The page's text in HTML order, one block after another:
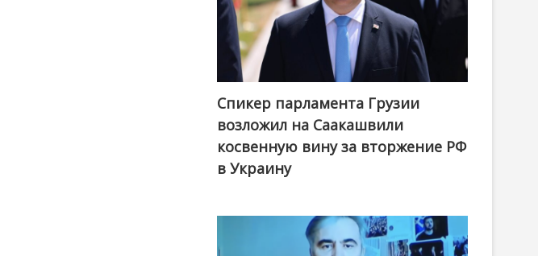
Спикер парламента Грузии
возложил на Саакашвили
косвенную вину за вторжение РФ
в Украину